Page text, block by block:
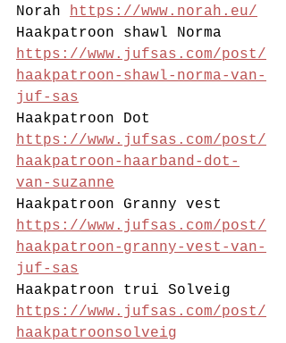
Norah https://www.norah.eu/
Haakpatroon shawl Norma
https://www.jufsas.com/post/
haakpatroon-shawl-norma-van-
juf-sas
Haakpatroon Dot
https://www.jufsas.com/post/
haakpatroon-haarband-dot-
van-suzanne
Haakpatroon Granny vest
https://www.jufsas.com/post/
haakpatroon-granny-vest-van-
juf-sas
Haakpatroon trui Solveig
https://www.jufsas.com/post/
haakpatroonsolveig